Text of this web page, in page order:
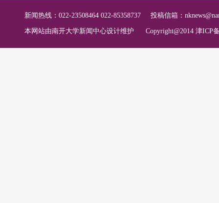
新闻热线：022-23508464 022-85358737 投稿信箱：
本网站由南开大学新闻中心设计维护 Copyright@2014 津ICP